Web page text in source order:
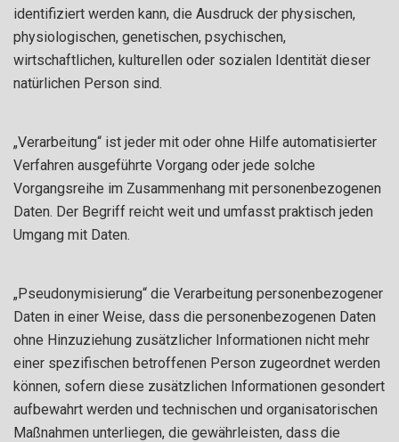
identifiziert werden kann, die Ausdruck der physischen,
physiologischen, genetischen, psychischen,
wirtschaftlichen, kulturellen oder sozialen Identität dieser
natürlichen Person sind.
„Verarbeitung“ ist jeder mit oder ohne Hilfe automatisierter
Verfahren ausgeführte Vorgang oder jede solche
Vorgangsreihe im Zusammenhang mit personenbezogenen
Daten. Der Begriff reicht weit und umfasst praktisch jeden
Umgang mit Daten.
„Pseudonymisierung“ die Verarbeitung personenbezogener
Daten in einer Weise, dass die personenbezogenen Daten
ohne Hinzuziehung zusätzlicher Informationen nicht mehr
einer spezifischen betroffenen Person zugeordnet werden
können, sofern diese zusätzlichen Informationen gesondert
aufbewahrt werden und technischen und organisatorischen
Maßnahmen unterliegen, die gewährleisten, dass die